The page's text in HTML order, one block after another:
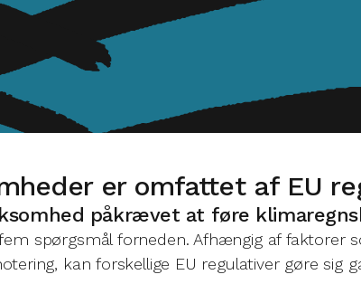
er omfattet af EU
påkrævet at føre
spørgsmål forneden. Afhængig af faktorer
kan forskellige EU regulativer gøre sig